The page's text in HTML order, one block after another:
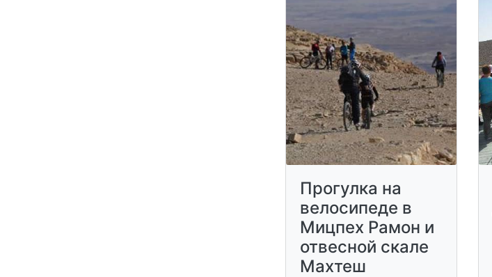
Прогулка на
велосипеде в
Мицпех Рамон и
отвесной скале
Махтеш